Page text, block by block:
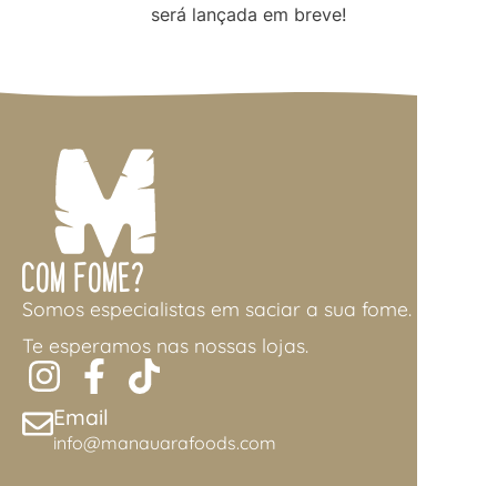
será lançada em breve!
Com Fome?
Somos especialistas em saciar a sua fome.
Te esperamos nas nossas lojas.
Email
info@manauarafoods.com